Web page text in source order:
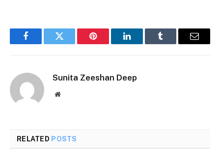
FacebookTwitter Pinterest LinkedInTumblr Email
Sunita Zeeshan Deep
Website
RELATED POSTS